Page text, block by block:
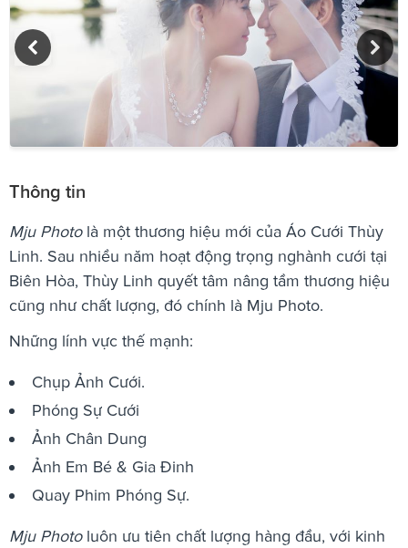
Thông tin
Mju Photolà một thương hiệu mới của Áo Cưới Thùy
Linh. Sau nhiều năm hoạt động trọng nghành cưới tại
Biên Hòa, Thùy Linh quyết tâm nâng tầm thương hiệu
cũng như chất lượng, đó chính là Mju Photo.
Những lính vực thế mạnh:
Chụp Ảnh Cưới.
Phóng Sự Cưới
Ảnh Chân Dung
Ảnh Em Bé & Gia Đinh
Quay Phim Phóng Sự.
Mju Photoluôn ưu tiên chất lượng hàng đầu, với kinh